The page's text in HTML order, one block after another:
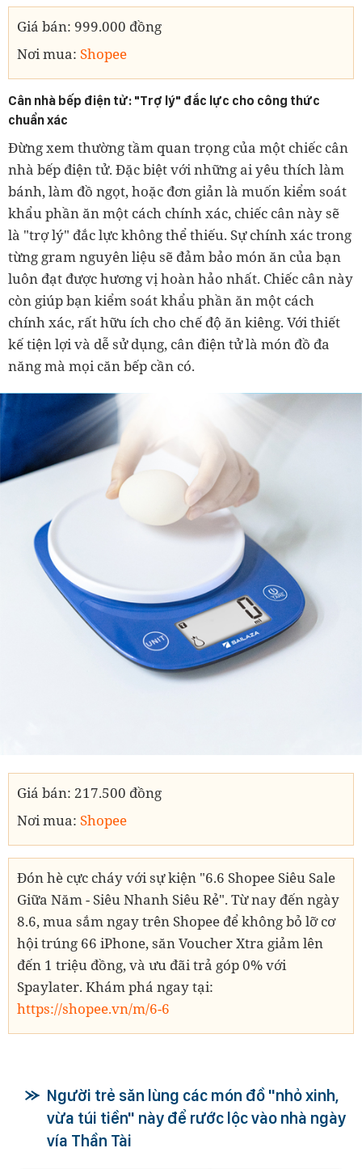
Giá bán: 999.000 đồng
Nơi mua: Shopee
Cân nhà bếp điện tử: "Trợ lý" đắc lực cho công thức
chuẩn xác
Đừng xem thường tầm quan trọng của một chiếc cân
nhà bếp điện tử. Đặc biệt với những ai yêu thích làm
bánh, làm đồ ngọt, hoặc đơn giản là muốn kiểm soát
khẩu phần ăn một cách chính xác, chiếc cân này sẽ
là "trợ lý" đắc lực không thể thiếu. Sự chính xác trong
từng gram nguyên liệu sẽ đảm bảo món ăn của bạn
luôn đạt được hương vị hoàn hảo nhất. Chiếc cân này
còn giúp bạn kiểm soát khẩu phần ăn một cách
chính xác, rất hữu ích cho chế độ ăn kiêng. Với thiết
kế tiện lợi và dễ sử dụng, cân điện tử là món đồ đa
năng mà mọi căn bếp cần có.
Giá bán: 217.500 đồng
Nơi mua: Shopee
Đón hè cực cháy với sự kiện "6.6 Shopee Siêu Sale
Giữa Năm - Siêu Nhanh Siêu Rẻ". Từ nay đến ngày
8.6, mua sắm ngay trên Shopee để không bỏ lỡ cơ
hội trúng 66 iPhone, săn Voucher Xtra giảm lên
đến 1 triệu đồng, và ưu đãi trả góp 0% với
Spaylater. Khám phá ngay tại:
https://shopee.vn/m/6-6
Người trẻ săn lùng các món đồ "nhỏ xinh,
vừa túi tiền" này để rước lộc vào nhà ngày
vía Thần Tài